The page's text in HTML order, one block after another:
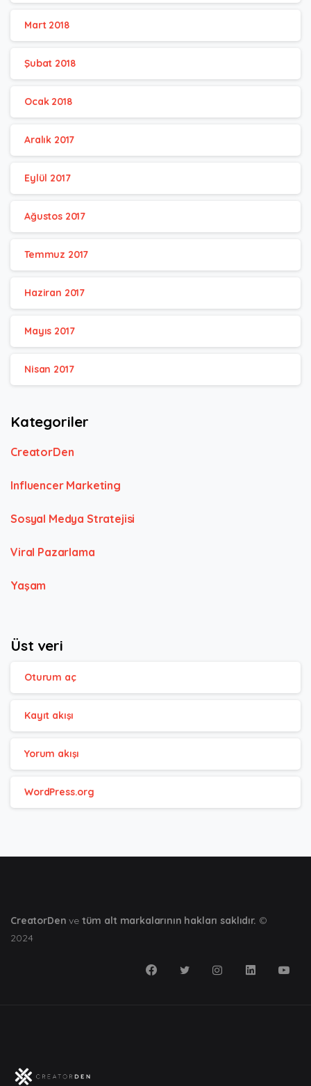
Mart 2018
Şubat 2018
Ocak 2018
Aralık 2017
Eylül 2017
Ağustos 2017
Temmuz 2017
Haziran 2017
Mayıs 2017
Nisan 2017
Kategoriler
CreatorDen
Influencer Marketing
Sosyal Medya Stratejisi
Viral Pazarlama
Yaşam
Üst veri
Oturum aç
Kayıt akışı
Yorum akışı
WordPress.org
CreatorDen ve tüm alt markalarının hakları saklıdır. ©
2024